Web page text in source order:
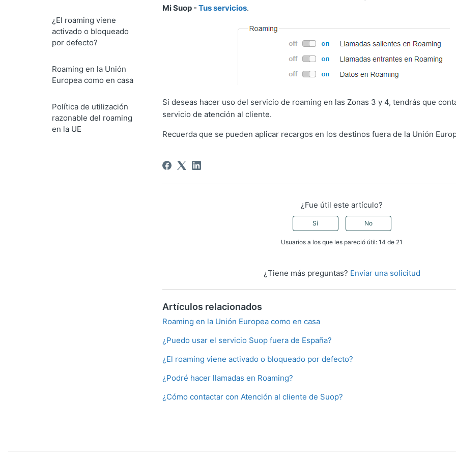
¿El roaming viene
activado o bloqueado
por defecto?
Roaming en la Unión
Europea como en casa
Política de utilización
razonable del roaming
en la UE
Mi Suop -Tus servicios.
Si deseas hacer uso del servicio de roaming en las Zonas 3 y 4, tendrás que
servicio de atención al cliente.
Recuerda que se pueden aplicar recargos en los destinos fuera de la Unión
¿Fue útil este artículo?
Sí No
Usuarios a los que les pareció útil: 14 de 21
¿Tiene más preguntas? Enviar una solicitud
Artículos relacionados
Roaming en la Unión Europea como en casa
¿Puedo usar el servicio Suop fuera de España?
¿El roaming viene activado o bloqueado por defecto?
¿Podré hacer llamadas en Roaming?
¿Cómo contactar con Atención al cliente de Suop?